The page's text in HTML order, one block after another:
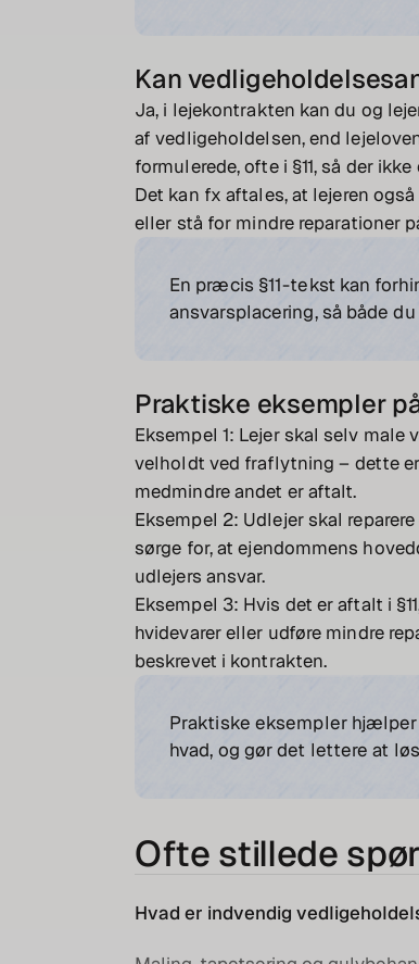
Kan
Ja, i lejekontrakten kan du og
af vedligeholdelsen, end
formulerede, ofte i §11, så der
Det kan fx aftales, at lejeren
eller stå for mindre reparationer
En præcis §11-tekst kan
ansvarsplacering, så både
Praktiske eksempler
Eksempel 1: Lejer skal selv
velholdt ved fraflytning – dette
medmindre andet er aftalt.
Eksempel 2: Udlejer skal
sørge for, at ejendommens
udlejers ansvar.
Eksempel 3: Hvis det er aftalt i
hvidevarer eller udføre mindre
beskrevet i kontrakten.
Praktiske eksempler
hvad, og gør det lettere at
Ofte stillede
Hvad er indvendig